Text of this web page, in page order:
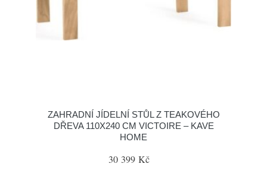
ZAHRADNÍ JÍDELNÍ STŮL Z TEAKOVÉHO
DŘEVA 110X240 CM VICTOIRE – KAVE
HOME
30 399 Kč